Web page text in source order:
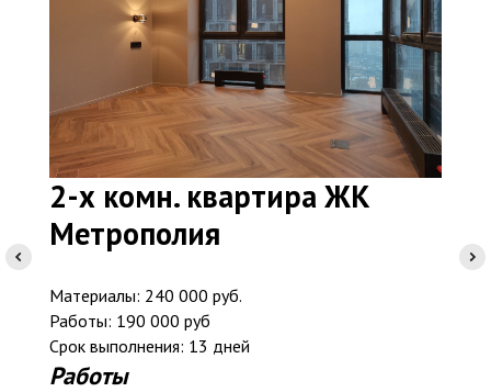
2-х комн. квартира ЖК
Метрополия
Материалы: 240 000 руб.
Работы: 190 000 руб
Срок выполнения: 13 дней
Работы